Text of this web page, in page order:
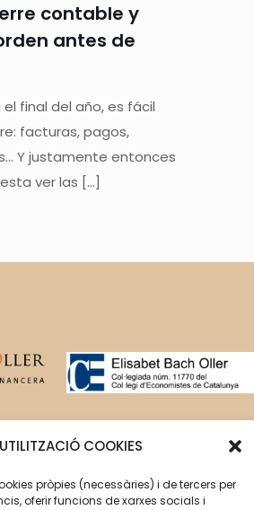
COOKIES
pròpies (necessàries) i de tercers per
oferir funcions de xarxes socials i
contable y
antes de
final del año, es fácil
facturas, pagos,
Y justamente entonces
ver las […]